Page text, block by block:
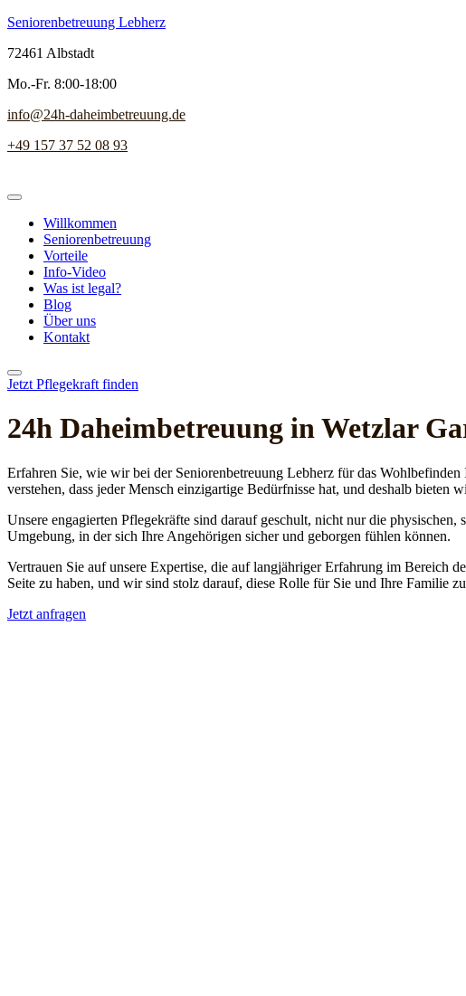
Seniorenbetreuung Lebherz
72461 Albstadt
Mo.-Fr. 8:00-18:00
info@24h-daheimbetreuung.de
+49 157 37 52 08 93
Willkommen
Seniorenbetreuung
Vorteile
Info-Video
Was ist legal?
Blog
Über uns
Kontakt
Jetzt Pflegekraft finden
24h Daheim­betreuung in Wetzlar
Erfahren Sie, wie wir bei der Seniorenbetreuung Lebherz für das
verstehen, dass jeder Mensch einzigartige Bedürfnisse hat, und deshalb
Unsere engagierten Pflegekräfte sind darauf geschult, nicht nur die
Umgebung, in der sich Ihre Angehörigen sicher und geborgen fühlen können.
Vertrauen Sie auf unsere Expertise, die auf langjähriger Erfahrung im Bereich
Seite zu haben, und wir sind stolz darauf, diese Rolle für Sie und Ihre Familie
Jetzt anfragen